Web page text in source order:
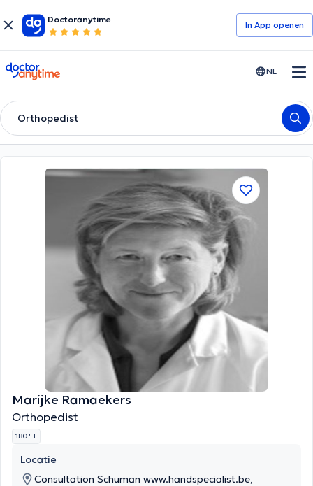
Doctoranytime
In App openen
doctoranytime NL
Orthopedist
Marijke Ramaekers
Orthopedist
180 ' +
Locatie
Consultation Schuman www.handspecialist.be,